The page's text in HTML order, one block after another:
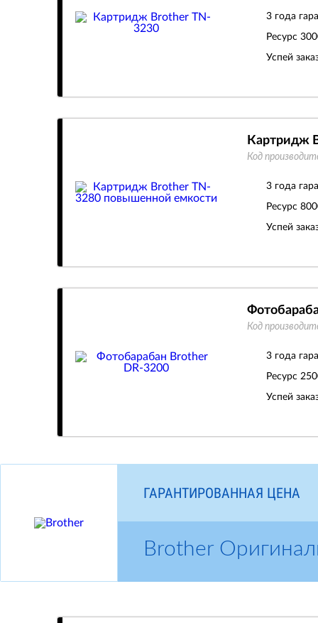
3 года
Ресурс
Успей
Картридж
Код
3 года
Ресурс
Успей
Код
3 года
Ресурс
Успей
ГАРАНТИРОВАННАЯ ЦЕНА
Brother